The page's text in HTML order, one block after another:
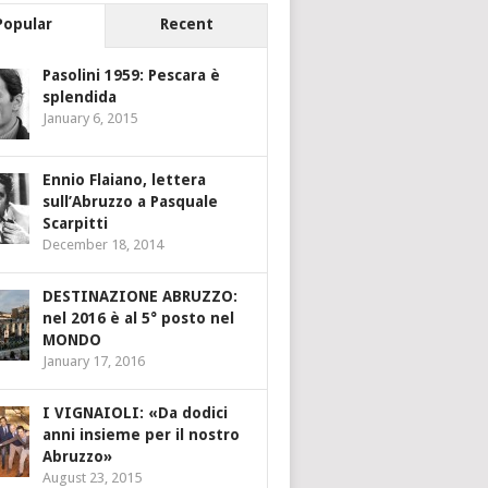
Recent
Pasolini 1959: Pescara è
splendida
January 6, 2015
Ennio Flaiano, lettera
sull’Abruzzo a Pasquale
Scarpitti
December 18, 2014
DESTINAZIONE ABRUZZO:
nel 2016 è al 5° posto nel
MONDO
January 17, 2016
I VIGNAIOLI: «Da dodici
anni insieme per il nostro
Abruzzo»
August 23, 2015